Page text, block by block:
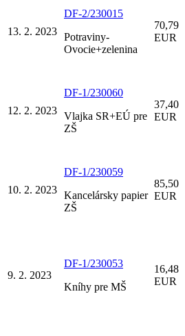
13. 2. 2023
DF-2/230015
Potraviny-
Ovocie+zelenina
70,79
EUR
12. 2. 2023
DF-1/230060
Vlajka SR+EÚ pre
ZŠ
37,40
EUR
10. 2. 2023
DF-1/230059
Kancelársky papier
ZŠ
85,50
EUR
9. 2. 2023
DF-1/230053
Kníhy pre MŠ
16,48
EUR